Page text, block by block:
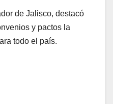
de Jalisco, destacó
y pactos la
todo el país.